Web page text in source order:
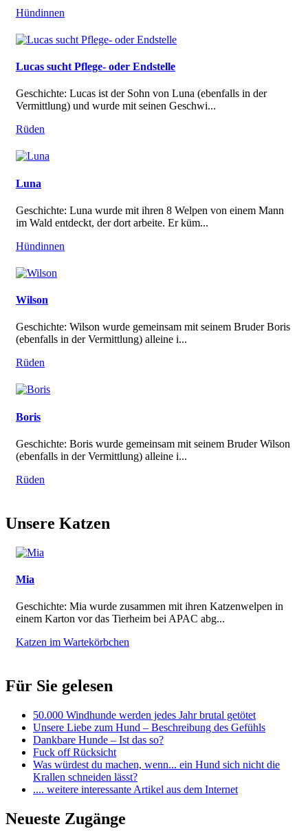
Hündinnen
Lucas sucht Pflege- oder Endstelle
Geschichte: Lucas ist der Sohn von Luna (ebenfalls in der
Vermittlung) und wurde mit seinen Geschwi...
Rüden
Luna
Geschichte: Luna wurde mit ihren 8 Welpen von einem Mann
im Wald entdeckt, der dort arbeite. Er küm...
Hündinnen
Wilson
Geschichte: Wilson wurde gemeinsam mit seinem Bruder Boris
(ebenfalls in der Vermittlung) alleine i...
Rüden
Boris
Geschichte: Boris wurde gemeinsam mit seinem Bruder Wilson
(ebenfalls in der Vermittlung) alleine i...
Rüden
Unsere Katzen
Mia
Geschichte: Mia wurde zusammen mit ihren Katzenwelpen in
einem Karton vor das Tierheim bei APAC abg...
Katzen im Wartekörbchen
Für Sie gelesen
50.000 Windhunde werden jedes Jahr brutal getötet
Unsere Liebe zum Hund – Beschreibung des Gefühls
Dankbare Hunde – Ist das so?
Fuck off Rücksicht
Was würdest du machen, wenn... ein Hund sich nicht die
Krallen schneiden lässt?
.... weitere interessante Artikel aus dem Internet
Neueste Zugänge